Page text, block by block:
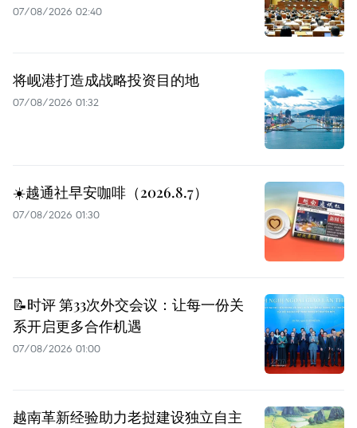
07/08/2026 02:40
将岘港打造成战略投资目的地
07/08/2026 01:32
☀️越通社早安咖啡（2026.8.7）
07/08/2026 01:30
📝时评 第33次外交会议：让每一份关
系开启更多合作机遇
07/08/2026 01:00
越南革新经验助力老挝建设独立自主